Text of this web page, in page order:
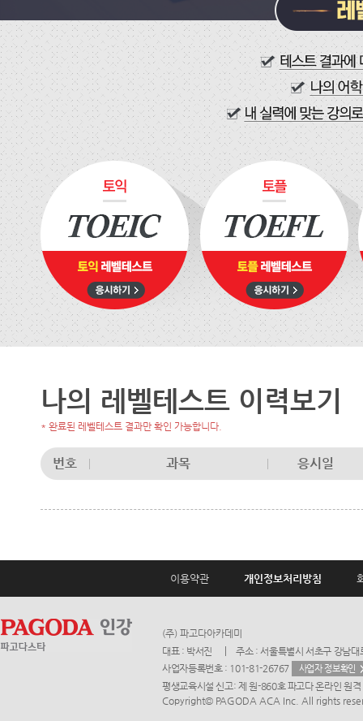
나의 레벨테스트 이력보기
* 완료된 레벨테스트 결과만 확인 가능합니다.
번호 과목 응시일
이용약관 개인정보처리방침
(주) 파고다아카데미
대표 : 박서진
주소 : 서울특별시 서초구 강남
사업자등록번호 : 101-81-26767
사업자 정보확인
평생교육시설 신고: 제 원-860호 파고다 온라인 원
Copyright© PAGODA ACA Inc. All rights